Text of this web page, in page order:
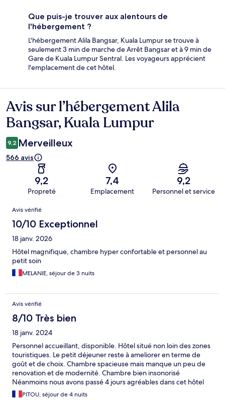
Que puis-je trouver aux alentours de
l'hébergement ?
L'hébergement Alila Bangsar, Kuala Lumpur se trouve à
seulement 3 min de marche de Arrêt Bangsar et à 9 min de
Gare de Kuala Lumpur Sentral. Les voyageurs apprécient
l'emplacement de cet hôtel.
Avis
Avis sur l’hébergement Alila
Bangsar, Kuala Lumpur
9,2 Merveilleux
566 avis
9,2
Propreté
7,4
Emplacement
9,2
Personnel et service
Avis
Avis vérifié
10/10 Exceptionnel
18 janv. 2026
Hôtel magnifique, chambre hyper confortable et personnel au
petit soin
MELANIE, séjour de 3 nuits
Avis vérifié
8/10 Très bien
18 janv. 2024
Personnel accueillant, disponible. Hôtel situé non loin des zones
touristiques. Le petit déjeuner reste à ameliorer en terme de
goût et de choix. Chambre spacieuse mais manque un peu de
renovation et de modernité. Chambre bien insonorisé
Néanmoins nous avons passé 4 jours agréables dans cet hôtel
PITOU, séjour de 4 nuits